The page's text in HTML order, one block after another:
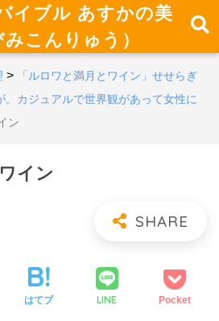
イブル あすかの美
こんりゅう）
>
「ルロワと満月とワイン」せせらぎ
カジュアルで世界観があって女性に
ン
イン
はてブ LINE Pocket